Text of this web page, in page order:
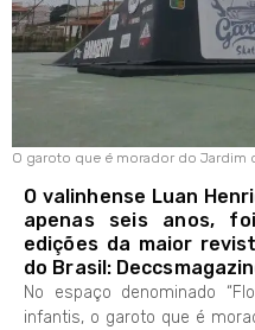
O garoto que é morador do Jardim
O valinhense Luan
apenas seis anos,
edições da maior
do Brasil:
No espaço denominado
infantis, o garoto que é